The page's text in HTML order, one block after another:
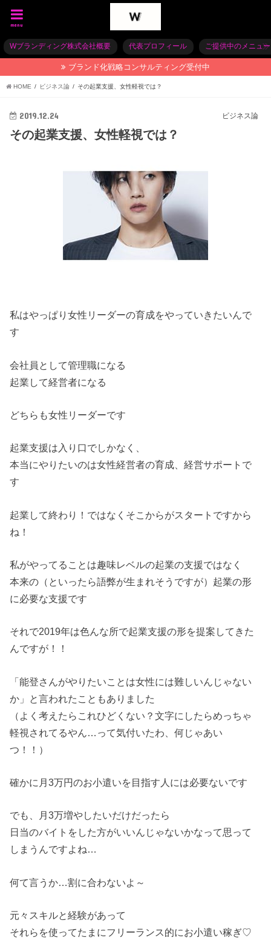
menu
Wブランディング株式会社概要 代表プロフィール ご提供中のメニュー
ブランド化戦略コンサルティング受付中
HOME ビジネス論 その起業支援、女性軽視では？
ビジネス論
2019.12.24
その起業支援、女性軽視では？
私はやっぱり女性リーダーの育成をやっていきたいんで
す
会社員として管理職になる
起業して経営者になる
どちらも女性リーダーです
起業支援は入り口でしかなく、
本当にやりたいのは女性経営者の育成、経営サポートで
す
起業して終わり！ではなくそこからがスタートですから
ね！
私がやってることは趣味レベルの起業の支援ではなく
本来の（といったら語弊が生まれそうですが）起業の形
に必要な支援です
それで2019年は色んな所で起業支援の形を提案してきた
んですが！！
「能登さんがやりたいことは女性には難しいんじゃない
か」と言われたこともありました
（よく考えたらこれひどくない？文字にしたらめっちゃ
軽視されてるやん…って気付いたわ、何じゃあい
つ！！）
確かに月3万円のお小遣いを目指す人には必要ないです
でも、月3万増やしたいだけだったら
日当のバイトをした方がいいんじゃないかなって思って
しまうんですよね…
何て言うか…割に合わないよ～
元々スキルと経験があって
それらを使ってたまにフリーランス的にお小遣い稼ぎ♡